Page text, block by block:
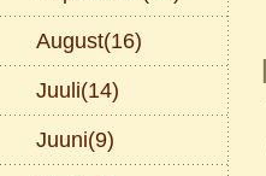
August(16)
Juuli(14)
Juuni(9)